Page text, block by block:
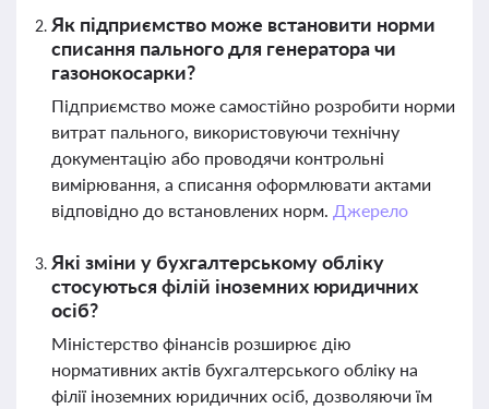
Як підприємство може встановити норми
списання пального для генератора чи
газонокосарки?
Підприємство може самостійно розробити норми
витрат пального, використовуючи технічну
документацію або проводячи контрольні
вимірювання, а списання оформлювати актами
відповідно до встановлених норм. Джерело
Які зміни у бухгалтерському обліку
стосуються філій іноземних юридичних
осіб?
Міністерство фінансів розширює дію
нормативних актів бухгалтерського обліку на
філії іноземних юридичних осіб, дозволяючи їм